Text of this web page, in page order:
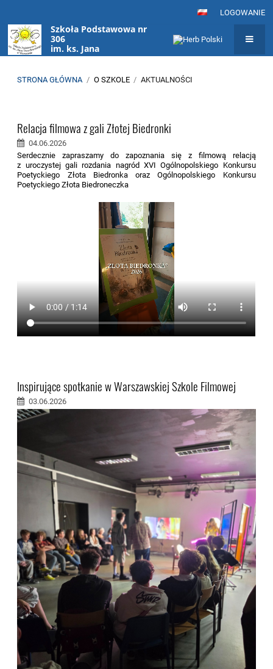
LOGOWANIE
Szkoła Podstawowa nr
306
im. ks. Jana
Twardowskiego
STRONA GŁÓWNA / O SZKOLE / AKTUALNOŚCI
Relacja filmowa z gali Złotej Biedronki
04.06.2026
Serdecznie zapraszamy do zapoznania się z filmową relacją
z uroczystej gali rozdania nagród XVI Ogólnopolskiego Konkursu
Poetyckiego Złota Biedronka oraz Ogólnopolskiego Konkursu
Poetyckiego Złota Biedroneczka
Inspirujące spotkanie w Warszawskiej Szkole Filmowej
03.06.2026